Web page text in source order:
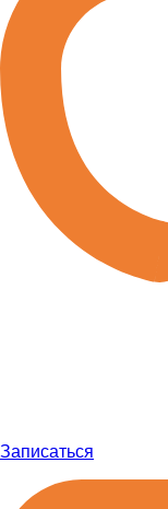
Записаться